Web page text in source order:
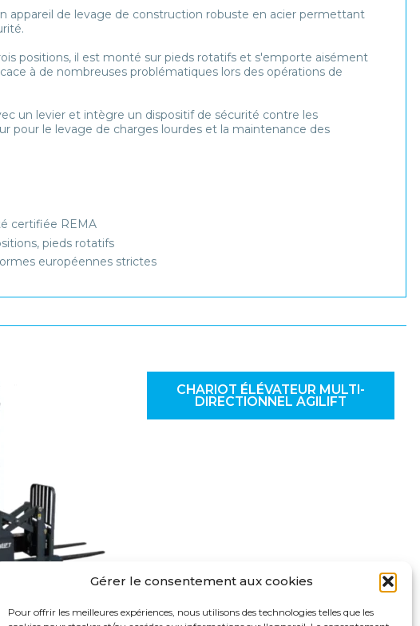
Gérer le consentement aux cookies
Pour offrir les meilleures expériences, nous utilisons des technologies telles que les
appareil de levage de construction robuste en acier permettant
positions, il est monté sur pieds rotatifs et s'emporte aisément
à de nombreuses problématiques lors des opérations de
un levier et intègre un dispositif de sécurité contre les
pour le levage de charges lourdes et la maintenance des
certifiée REMA
pieds rotatifs
européennes strictes
CHARIOT ÉLÉVATEUR MULTI-
DIRECTIONNEL AGILIFT